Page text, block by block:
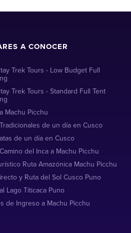
A CONOCER
Trek Tours - Low Budget Full
Trek Tours - Standard Full Tent
Machu Picchu
de un día en Cusco
de un día en Cusco
del Inca a Machu Picchu
Ruta Amazónica Machu Picchu
y Ruta del Sol Cusco Puno
Lago Titicaca Puno
de Ingreso a Machu Picchu